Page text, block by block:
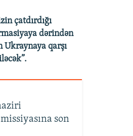
çatdırdığı
dərindən
Ukraynaya qarşı
son